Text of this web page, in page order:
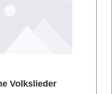
Volkslieder